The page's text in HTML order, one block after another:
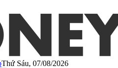
Thứ Sáu, 07/08/2026